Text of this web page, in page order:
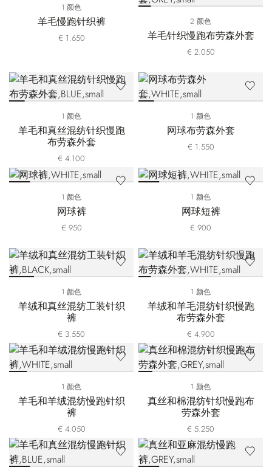
1 颜色
羊毛慢跑针织裤
€ 1.650
2 颜色
羊毛针织慢跑布劳森外套
€ 2.050
1 颜色
羊毛和真丝混纺针织慢跑
布劳森外套
€ 4.100
1 颜色
网球布劳森外套
€ 1.550
1 颜色
网球裤
€ 950
1 颜色
网球短裤
€ 900
1 颜色
羊绒和真丝混纺工装针织
裤
€ 3.550
1 颜色
羊绒和羊毛混纺针织慢跑
布劳森外套
€ 4.900
1 颜色
羊毛和羊绒混纺慢跑针织
裤
€ 4.050
1 颜色
真丝和棉混纺针织慢跑布
劳森外套
€ 5.250